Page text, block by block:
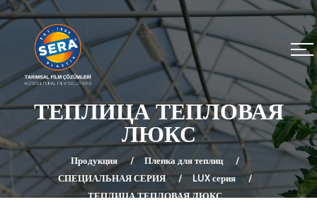
ТЕПЛИЦА ТЕПЛОВАЯ
ЛЮКС
Продукция
Пленка для теплиц
СПЕЦИАЛЬНАЯ СЕРИЯ
LUX серия
ТЕПЛИЦА ТЕПЛОВАЯ ЛЮКС